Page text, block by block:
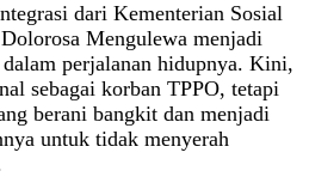
dari Kementerian Sosial
Mengulewa menjadi
perjalanan hidupnya. Kini,
sebagai korban TPPO, tetapi
berani bangkit dan menjadi
untuk tidak menyerah